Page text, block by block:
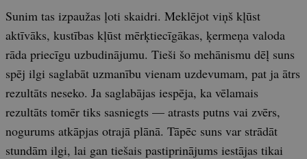
Sunim tas izpaužas ļoti skaidri. Meklējot viņš kļūst
aktīvāks, kustības kļūst mērķtiecīgākas, ķermeņa valoda
rāda priecīgu uzbudinājumu. Tieši šo mehānismu dēļ suns
spēj ilgi saglabāt uzmanību vienam uzdevumam, pat ja ātrs
rezultāts neseko. Ja saglabājas iespēja, ka vēlamais
rezultāts tomēr tiks sasniegts — atrasts putns vai zvērs,
nogurums atkāpjas otrajā plānā. Tāpēc suns var strādāt
stundām ilgi, lai gan tiešais pastiprinājums iestājas tikai